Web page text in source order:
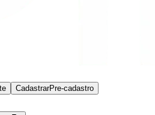
CadastrarPre-cadastro